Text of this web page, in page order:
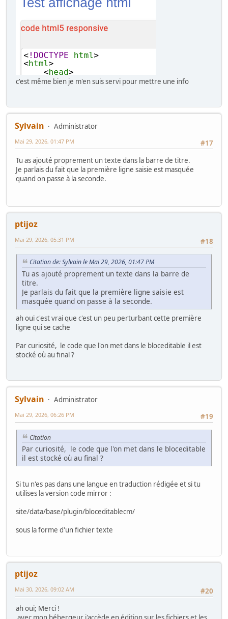
c'est même bien je m'en suis servi pour mettre une info
Sylvain
Administrator
#17
Mai 29, 2026, 01:47 PM
Tu as ajouté proprement un texte dans la barre de titre.
Je parlais du fait que la première ligne saisie est masquée
quand on passe à la seconde.
ptijoz
#18
Mai 29, 2026, 05:31 PM
Citation de: Sylvain le Mai 29, 2026, 01:47 PM
Tu as ajouté proprement un texte dans la barre de
titre.
Je parlais du fait que la première ligne saisie est
masquée quand on passe à la seconde.
ah oui c'est vrai que c'est un peu perturbant cette première
ligne qui se cache
Par curiosité, le code que l'on met dans le bloceditable il est
stocké où au final ?
Sylvain
Administrator
#19
Mai 29, 2026, 06:26 PM
Citation
Par curiosité, le code que l'on met dans le bloceditable
il est stocké où au final ?
Si tu n'es pas dans une langue en traduction rédigée et si tu
utilises la version code mirror :
site/data/base/plugin/bloceditablecm/
sous la forme d'un fichier texte
ptijoz
#20
Mai 30, 2026, 09:02 AM
ah oui; Merci !